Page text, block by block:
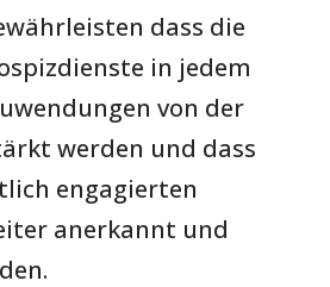
dass die
in jedem
von der
werden und dass
engagierten
anerkannt und